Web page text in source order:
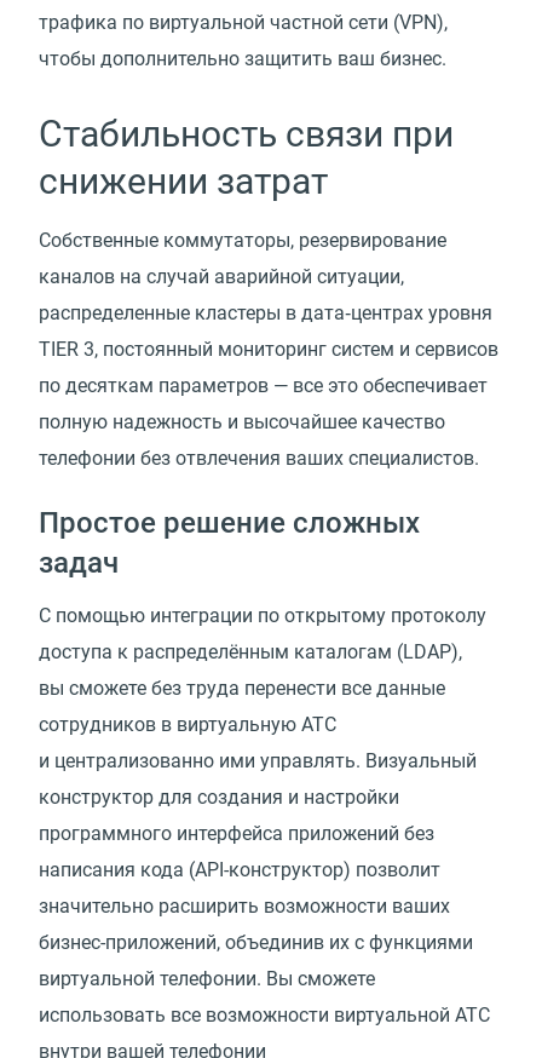
трафика по виртуальной частной сети (VPN),
чтобы дополнительно защитить ваш бизнес.
Стабильность связи при
снижении затрат
Собственные коммутаторы, резервирование
каналов на случай аварийной ситуации,
распределенные кластеры в дата‑центрах уровня
TIER 3, постоянный мониторинг систем и сервисов
по десяткам параметров — все это обеспечивает
полную надежность и высочайшее качество
телефонии без отвлечения ваших специалистов.
Простое решение сложных
задач
С помощью интеграции по открытому протоколу
доступа к распределённым каталогам (LDAP),
вы сможете без труда перенести все данные
сотрудников в виртуальную АТС
и централизованно ими управлять. Визуальный
конструктор для создания и настройки
программного интерфейса приложений без
написания кода (API-конструктор) позволит
значительно расширить возможности ваших
бизнес-приложений, объединив их с функциями
виртуальной телефонии. Вы сможете
использовать все возможности виртуальной АТС
внутри вашей телефонии